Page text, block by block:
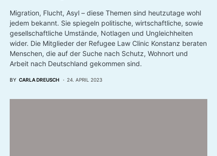
Migration, Flucht, Asyl – diese Themen sind heutzutage wohl
jedem bekannt. Sie spiegeln politische, wirtschaftliche, sowie
gesellschaftliche Umstände, Notlagen und Ungleichheiten
wider. Die Mitglieder der Refugee Law Clinic Konstanz beraten
Menschen, die auf der Suche nach Schutz, Wohnort und
Arbeit nach Deutschland gekommen sind.
BY CARLA DREUSCH 24. APRIL 2023